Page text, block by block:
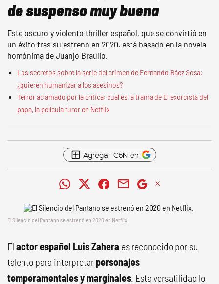
de suspenso muy buena
Este oscuro y violento thriller español, que se convirtió en
un éxito tras su estreno en 2020, está basado en la novela
homónima de Juanjo Braulio.
Los secretos sobre la serie del crimen de Fernando Báez Sosa:
¿quieren humanizar a los asesinos?
Terror aclamado por la crítica: cuál es la trama de El exorcista del
papa, la película furor en Netflix
Agregar C5N en
El Silencio del Pantano se estrenó en 2020 en Netflix.
El actor español Luis Zahera es reconocido por su
talento para interpretar personajes
temperamentales y marginales. Esta versatilidad lo